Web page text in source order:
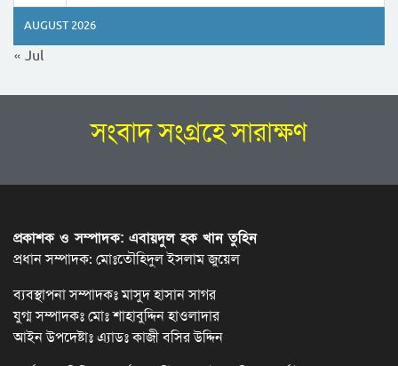
AUGUST 2026
« Jul
সংবাদ সংগ্রহে সারাক্ষণ
প্রকাশক ও সম্পাদক: এবায়দুল হক খান তুহিন
প্রধান সম্পাদক: মোঃতৌহিদুল ইসলাম জুয়েল
ব্যবস্থাপনা সম্পাদকঃ মাসুদ হাসান সাগর
যুগ্ম সম্পাদকঃ মোঃ শাহাবুদ্দিন হাওলাদার
আইন উপদেষ্টাঃ এ্যাডঃ কাজী বসির উদ্দিন